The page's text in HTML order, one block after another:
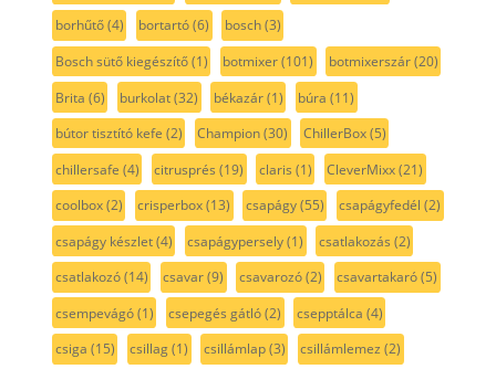
borhűtő(4) bortartó(6) bosch(3)
Bosch sütő kiegészítő(1) botmixer(101) botmixerszár(20)
Brita (6) burkolat(32) békazár(1) búra (11)
bútor tisztító kefe (2) Champion(30) ChillerBox(5)
chillersafe (4) citrusprés (19) claris (1) CleverMixx(21)
coolbox(2) crisperbox(13) csapágy(55) csapágyfedél (2)
csapágy készlet(4) csapágypersely(1) csatlakozás (2)
csatlakozó(14) csavar(9) csavarozó(2) csavartakaró(5)
csempevágó(1) csepegés gátló(2) csepptálca (4)
csiga (15) csillag(1) csillámlap(3) csillámlemez (2)